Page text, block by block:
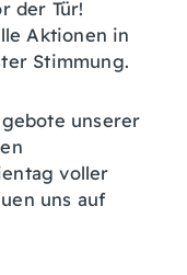
der Tür!
Aktionen in
Stimmung.
unserer
voller
uns auf